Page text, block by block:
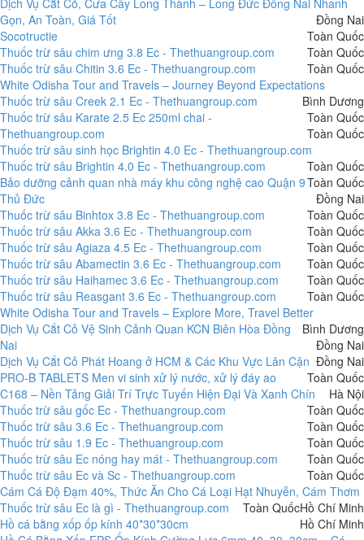
Gọn, An Toàn, Giá Tốt
Đồng Nai
Socotructie
Toàn Quốc
Thuốc trừ sâu chim ưng 3.8 Ec - Thethuangroup.com
Toàn Quốc
Thuốc trừ sâu Chitin 3.6 Ec - Thethuangroup.com
Toàn Quốc
White Odisha Tour and Travels – Journey Beyond Expectations
Bình Dương
Thuốc trừ sâu Creek 2.1 Ec - Thethuangroup.com
Toàn Quốc
Thuốc trừ sâu Karate 2.5 Ec 250ml chai -
Thethuangroup.com
Toàn Quốc
Thuốc trừ sâu sinh học Brightin 4.0 Ec - Thethuangroup.com
Toàn Quốc
Thuốc trừ sâu Brightin 4.0 Ec - Thethuangroup.com
Toàn Quốc
Bảo dưỡng cảnh quan nhà máy khu công nghệ cao Quận 9
Thủ Đức
Đồng Nai
Thuốc trừ sâu Binhtox 3.8 Ec - Thethuangroup.com
Toàn Quốc
Thuốc trừ sâu Akka 3.6 Ec - Thethuangroup.com
Toàn Quốc
Thuốc trừ sâu Agiaza 4.5 Ec - Thethuangroup.com
Toàn Quốc
Thuốc trừ sâu Abamectin 3.6 Ec - Thethuangroup.com
Toàn Quốc
Thuốc trừ sâu Haihamec 3.6 Ec - Thethuangroup.com
Toàn Quốc
Thuốc trừ sâu Reasgant 3.6 Ec - Thethuangroup.com
Toàn Quốc
White Odisha Tour and Travels – Explore More, Travel Better
Bình Dương
Dịch Vụ Cắt Cỏ Vệ Sinh Cảnh Quan KCN Biên Hòa Đồng
Nai
Đồng Nai
Dịch Vụ Cắt Cỏ Phát Hoang ở HCM & Các Khu Vực Lân Cận Đồng Nai
PRO-B TABLETS Men vi sinh xử lý nước, xử lý đáy ao
Toàn Quốc
C168 – Nền Tảng Giải Trí Trực Tuyến Hiện Đại Và Xanh Chín
Hà Nội
Thuốc trừ sâu gốc Ec - Thethuangroup.com
Toàn Quốc
Thuốc trừ sâu 3.6 Ec - Thethuangroup.com
Toàn Quốc
Thuốc trừ sâu 1.9 Ec - Thethuangroup.com
Toàn Quốc
Thuốc trừ sâu Ec nóng hay mát - Thethuangroup.com
Toàn Quốc
Thuốc trừ sâu Ec và Sc - Thethuangroup.com
Toàn Quốc
Cám Cá Độ Đạm 40%, Thức Ăn Cho Cá Loại Hạt Nhuyễn, Cám Thơm
Hồ Chí Minh
Thuốc trừ sâu Ec là gì - Thethuangroup.com
Toàn Quốc
Hồ cá bằng xốp ốp kính 40*30*30cm
Hồ Chí Minh